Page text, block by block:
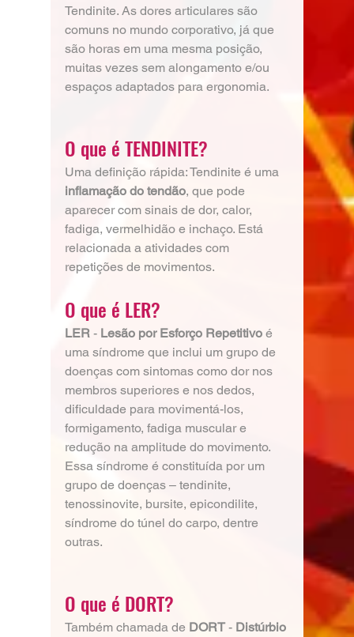
Tendinite. As dores articulares são
comuns no mundo corporativo, já que
são horas em uma mesma posição,
muitas vezes sem alongamento e/ou
espaços adaptados para ergonomia.
O que é TENDINITE?
Uma definição rápida: Tendinite é uma
inflamação do tendão, que pode
aparecer com sinais de dor, calor,
fadiga, vermelhidão e inchaço. Está
relacionada a atividades com
repetições de movimentos.
O que é LER?
LER - Lesão por Esforço Repetitivo é
uma síndrome que inclui um grupo de
doenças com sintomas como dor nos
membros superiores e nos dedos,
dificuldade para movimentá-los,
formigamento, fadiga muscular e
redução na amplitude do movimento.
Essa síndrome é constituída por um
grupo de doenças – tendinite,
tenossinovite, bursite, epicondilite,
síndrome do túnel do carpo, dentre
outras.
O que é DORT?
Também chamada de DORT - Distúrbio